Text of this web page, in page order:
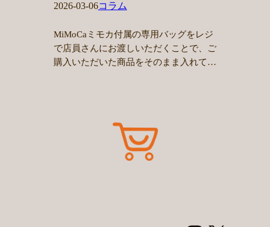
2026-03-06コラム
MiMoCaミモカ付属の専用バッグをレジ
で店員さんにお渡しいただくことで、ご
購入いただいた商品をそのまま入れて…